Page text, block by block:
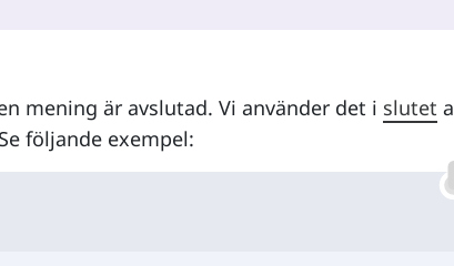
mening är avslutad. Vi använder det i slutet
följande exempel: